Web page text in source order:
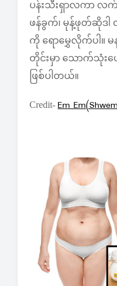
ပန်းသီးရှာလကာ လက်
ဖန်ခွက်၊ မုန့်ဖုတ်ဆို
ကို ရောမွှေလိုက်ပါ။
တိုင်းမှာ သောက်သုံးပ
ဖြစ်ပါတယ်။
Credit- Em